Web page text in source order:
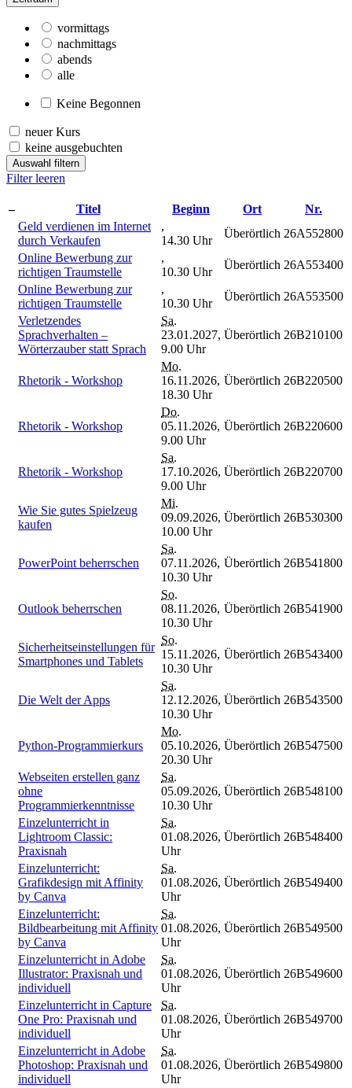
vormittags
nachmittags
abends
alle
Keine Begonnen
neuer Kurs
keine ausgebuchten
Auswahl filtern
Filter leeren
– Titel Beginn Ort
Nr.
Geld verdienen im Internet
durch Verkaufen
,
14.30 Uhr
Überörtlich 26A552800
Online Bewerbung zur
richtigen Traumstelle
,
10.30 Uhr
Überörtlich 26A553400
Online Bewerbung zur
richtigen Traumstelle
,
10.30 Uhr
Überörtlich 26A553500
Verletzendes
Sprachverhalten –
Wörterzauber statt Sprach
Sa.
23.01.2027,
9.00 Uhr
Überörtlich 26B210100
Rhetorik - Workshop
Mo.
16.11.2026,
18.30 Uhr
Überörtlich 26B220500
Rhetorik - Workshop
Do.
05.11.2026,
9.00 Uhr
Überörtlich 26B220600
Rhetorik - Workshop
Sa.
17.10.2026,
9.00 Uhr
Überörtlich 26B220700
Wie Sie gutes Spielzeug
kaufen
Mi.
09.09.2026,
10.00 Uhr
Überörtlich 26B530300
PowerPoint beherrschen
Sa.
07.11.2026,
10.30 Uhr
Überörtlich 26B541800
Outlook beherrschen
So.
08.11.2026,
10.30 Uhr
Überörtlich 26B541900
Sicherheitseinstellungen für
Smartphones und Tablets
So.
15.11.2026,
10.30 Uhr
Überörtlich 26B543400
Die Welt der Apps
Sa.
12.12.2026,
10.30 Uhr
Überörtlich 26B543500
Python-Programmierkurs
Mo.
05.10.2026,
20.30 Uhr
Überörtlich 26B547500
Webseiten erstellen ganz
ohne
Programmierkenntnisse
Sa.
05.09.2026,
10.30 Uhr
Überörtlich 26B548100
Einzelunterricht in
Lightroom Classic:
Praxisnah
Sa.
01.08.2026,
Uhr
Überörtlich 26B548400
Einzelunterricht:
Grafikdesign mit Affinity
by Canva
Sa.
01.08.2026,
Uhr
Überörtlich 26B549400
Einzelunterricht:
Bildbearbeitung mit Affinity
by Canva
Sa.
01.08.2026,
Uhr
Überörtlich 26B549500
Einzelunterricht in Adobe
Illustrator: Praxisnah und
individuell
Sa.
01.08.2026,
Uhr
Überörtlich 26B549600
Einzelunterricht in Capture
One Pro: Praxisnah und
individuell
Sa.
01.08.2026,
Uhr
Überörtlich 26B549700
Einzelunterricht in Adobe
Photoshop: Praxisnah und
individuell
Sa.
01.08.2026,
Uhr
Überörtlich 26B549800